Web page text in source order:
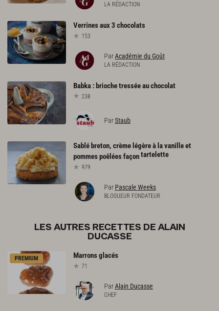
LA RÉDACTION
Verrinesaux3 chocolats
153
ParAcadémie du Goût
LA RÉDACTION
Babka : briochetresséeauchocolat
238
ParStaub
Sablé breton, crème légère à la vanille et
pommes poêlées façontartelette
979
Par Pascale Weeks
BLOGUEUR FONDATEUR
LES AUTRES RECETTES DE ALAIN
DUCASSE
PREMIUM Marronsglacés
71
ParAlain Ducasse
CHEF